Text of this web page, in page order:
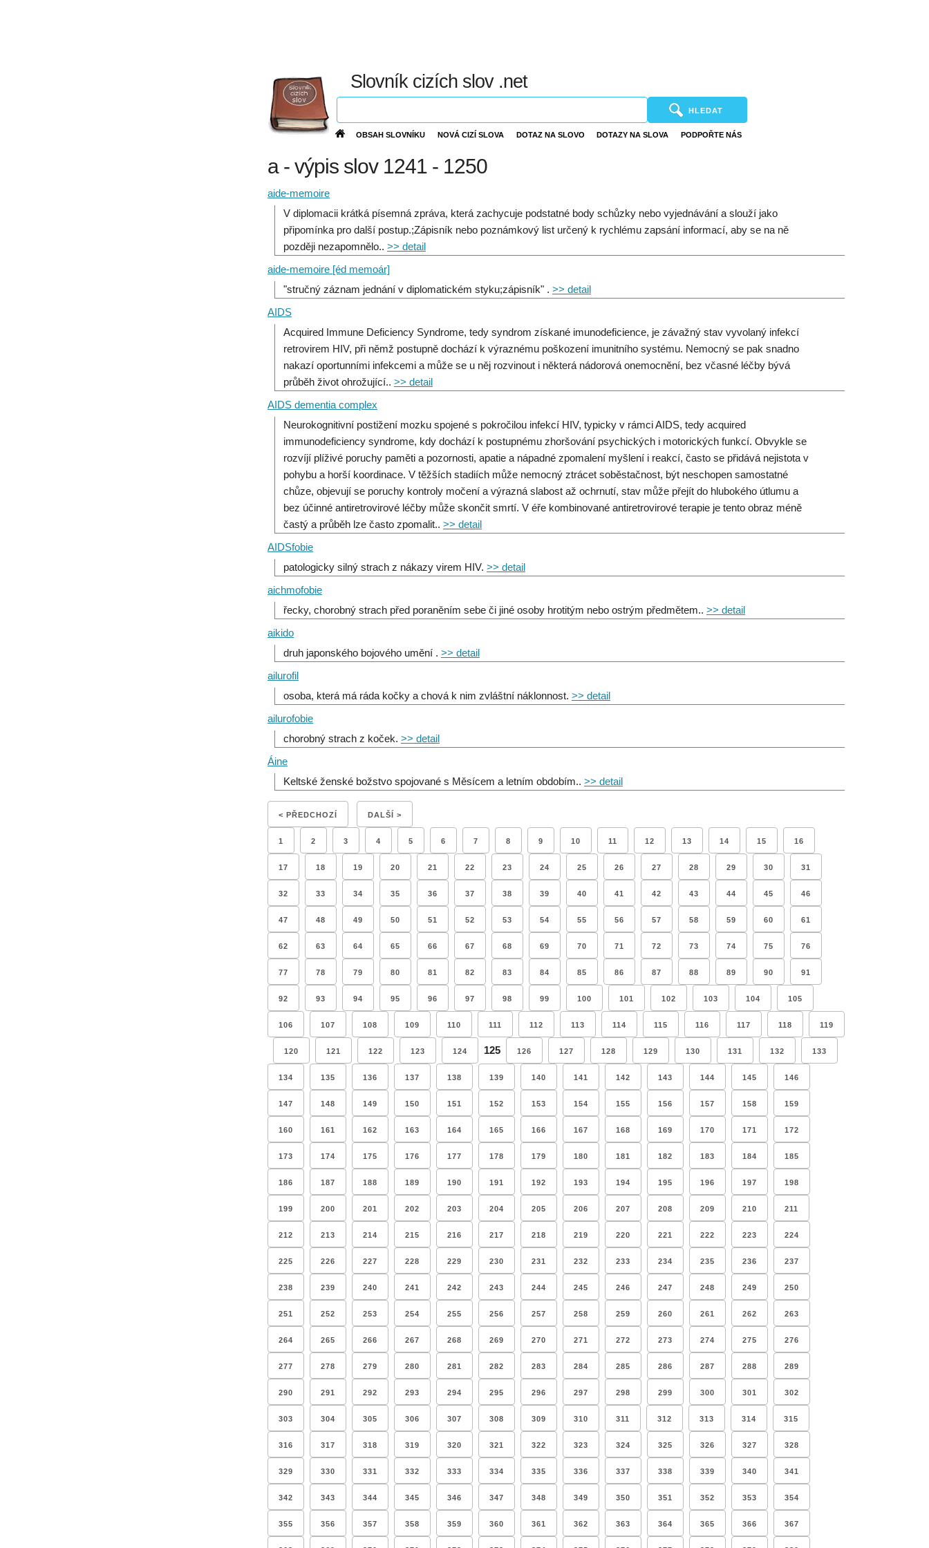
Slovník cizích slov .net
HLEDAT
OBSAH SLOVNÍKU NOVÁ CIZÍ SLOVA DOTAZ NA SLOVO DOTAZY NA SLOVA PODPOŘTE NÁS
a - výpis slov 1241 - 1250
aide-memoire
V diplomacii krátká písemná zpráva, která zachycuje podstatné body schůzky nebo vyjednávání a slouží jako
připomínka pro další postup.;Zápisník nebo poznámkový list určený k rychlému zapsání informací, aby se na ně
později nezapomnělo.. >> detail
aide-memoire [éd memoár]
"stručný záznam jednání v diplomatickém styku;zápisník" . >> detail
AIDS
Acquired Immune Deficiency Syndrome, tedy syndrom získané imunodeficience, je závažný stav vyvolaný infekcí
retrovirem HIV, při němž postupně dochází k výraznému poškození imunitního systému. Nemocný se pak snadno
nakazí oportunními infekcemi a může se u něj rozvinout i některá nádorová onemocnění, bez včasné léčby bývá
průběh život ohrožující.. >> detail
AIDS dementia complex
Neurokognitivní postižení mozku spojené s pokročilou infekcí HIV, typicky v rámci AIDS, tedy acquired
immunodeficiency syndrome, kdy dochází k postupnému zhoršování psychických i motorických funkcí. Obvykle se
rozvíjí plíživé poruchy paměti a pozornosti, apatie a nápadné zpomalení myšlení i reakcí, často se přidává nejistota v
pohybu a horší koordinace. V těžších stadiích může nemocný ztrácet soběstačnost, být neschopen samostatné
chůze, objevují se poruchy kontroly močení a výrazná slabost až ochrnutí, stav může přejít do hlubokého útlumu a
bez účinné antiretrovirové léčby může skončit smrtí. V éře kombinované antiretrovirové terapie je tento obraz méně
častý a průběh lze často zpomalit.. >> detail
AIDSfobie
patologicky silný strach z nákazy virem HIV. >> detail
aichmofobie
řecky, chorobný strach před poraněním sebe či jiné osoby hrotitým nebo ostrým předmětem.. >> detail
aikido
druh japonského bojového umění . >> detail
ailurofil
osoba, která má ráda kočky a chová k nim zvláštní náklonnost. >> detail
ailurofobie
chorobný strach z koček. >> detail
Áine
Keltské ženské božstvo spojované s Měsícem a letním obdobím.. >> detail
< PŘEDCHOZÍ DALŠÍ >
1 2 3 4 5 6 7 8 9 10 11 12 13 14 15 16
17 18 19 20 21 22 23 24 25 26 27 28 29 30 31
32 33 34 35 36 37 38 39 40 41 42 43 44 45 46
47 48 49 50 51 52 53 54 55 56 57 58 59 60 61
62 63 64 65 66 67 68 69 70 71 72 73 74 75 76
77 78 79 80 81 82 83 84 85 86 87 88 89 90 91
92 93 94 95 96 97 98 99 100 101 102 103 104 105
106 107 108 109 110 111 112 113 114 115 116 117 118 119
120 121 122 123 124 125 126 127 128 129 130 131 132 133
134 135 136 137 138 139 140 141 142 143 144 145 146
147 148 149 150 151 152 153 154 155 156 157 158 159
160 161 162 163 164 165 166 167 168 169 170 171 172
173 174 175 176 177 178 179 180 181 182 183 184 185
186 187 188 189 190 191 192 193 194 195 196 197 198
199 200 201 202 203 204 205 206 207 208 209 210 211
212 213 214 215 216 217 218 219 220 221 222 223 224
225 226 227 228 229 230 231 232 233 234 235 236 237
238 239 240 241 242 243 244 245 246 247 248 249 250
251 252 253 254 255 256 257 258 259 260 261 262 263
264 265 266 267 268 269 270 271 272 273 274 275 276
277 278 279 280 281 282 283 284 285 286 287 288 289
290 291 292 293 294 295 296 297 298 299 300 301 302
303 304 305 306 307 308 309 310 311 312 313 314 315
316 317 318 319 320 321 322 323 324 325 326 327 328
329 330 331 332 333 334 335 336 337 338 339 340 341
342 343 344 345 346 347 348 349 350 351 352 353 354
355 356 357 358 359 360 361 362 363 364 365 366 367